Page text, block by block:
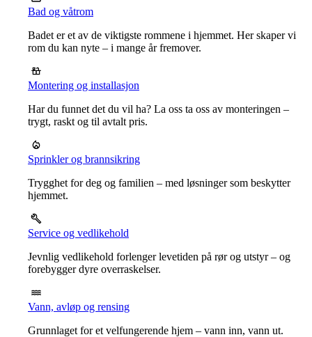
Bad og våtrom
Badet er et av de viktigste rommene i hjemmet. Her skaper vi
rom du kan nyte – i mange år fremover.
Montering og installasjon
Har du funnet det du vil ha? La oss ta oss av monteringen –
trygt, raskt og til avtalt pris.
Sprinkler og brannsikring
Trygghet for deg og familien – med løsninger som beskytter
hjemmet.
Service og vedlikehold
Jevnlig vedlikehold forlenger levetiden på rør og utstyr – og
forebygger dyre overraskelser.
Vann, avløp og rensing
Grunnlaget for et velfungerende hjem – vann inn, vann ut.